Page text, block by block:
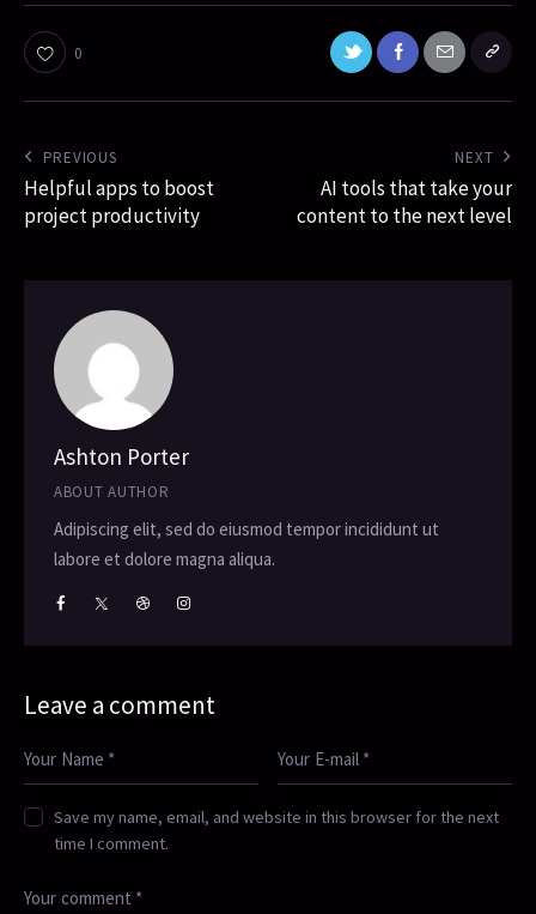
0
PREVIOUS
Helpful apps to boost
project productivity
NEXT
AI tools that take your
content to the next level
Ashton Porter
ABOUT AUTHOR
Adipiscing elit, sed do eiusmod tempor incididunt ut
labore et dolore magna aliqua.
Leave a comment
Save my name, email, and website in this browser for the next
time I comment.